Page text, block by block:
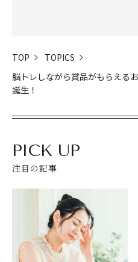
TOP
TOPICS
脳トレしながら賞品がもらえる
誕生！
PICK UP
注目の記事